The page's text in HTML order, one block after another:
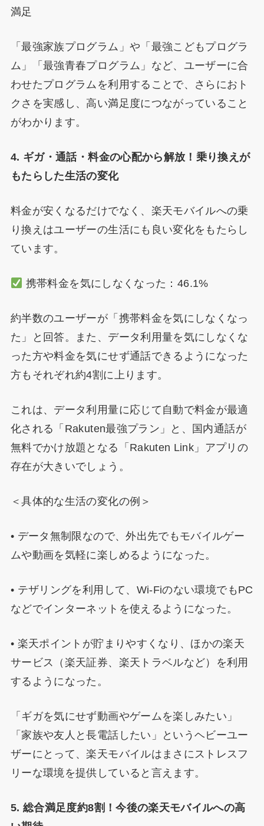
満足
「最強家族プログラム」や「最強こどもプログラ
ム」「最強青春プログラム」など、ユーザーに合
わせたプログラムを利用することで、さらにおト
クさを実感し、高い満足度につながっていること
がわかります。
4. ギガ・通話・料金の心配から解放！乗り換えが
もたらした生活の変化
料金が安くなるだけでなく、楽天モバイルへの乗
り換えはユーザーの生活にも良い変化をもたらし
ています。
携帯料金を気にしなくなった：46.1%
約半数のユーザーが「携帯料金を気にしなくなっ
た」と回答。また、データ利用量を気にしなくな
った方や料金を気にせず通話できるようになった
方もそれぞれ約4割に上ります。
これは、データ利用量に応じて自動で料金が最適
化される「Rakuten最強プラン」と、国内通話が
無料でかけ放題となる「Rakuten Link」アプリの
存在が大きいでしょう。
＜具体的な生活の変化の例＞
• データ無制限なので、外出先でもモバイルゲー
ムや動画を気軽に楽しめるようになった。
• テザリングを利用して、Wi-Fiのない環境でもPC
などでインターネットを使えるようになった。
• 楽天ポイントが貯まりやすくなり、ほかの楽天
サービス（楽天証券、楽天トラベルなど）を利用
するようになった。
「ギガを気にせず動画やゲームを楽しみたい」
「家族や友人と長電話したい」というヘビーユー
ザーにとって、楽天モバイルはまさにストレスフ
リーな環境を提供していると言えます。
5. 総合満足度約8割！今後の楽天モバイルへの高